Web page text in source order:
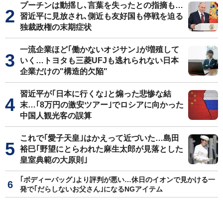
プーチンは動揺し､言葉を失ったとの指摘も…
習近平に見放され､側近も友好国も停戦を迫る
独裁政権の末期症状
一流企業ほど｢働かないオジサン｣が増殖して
いく…トヨタも三菱UFJも逃れられない日本
企業だけの"構造的欠陥"
習近平が｢日本に行くな｣と煽った悲惨な結
末…｢8万円の激安ツアー｣でロシアに向かった
中国人観光客の誤算
これで｢愛子天皇｣はかえって近づいた…島田
裕巳｢野望にとらわれた麻生太郎が見落とした
皇室典範の大原則｣
｢ボディーバッグ｣より評判が悪い…休日のイオンで見かける一
発で｢だらしないお父さん｣になるNGアイテム